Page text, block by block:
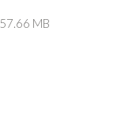
57.66 MB